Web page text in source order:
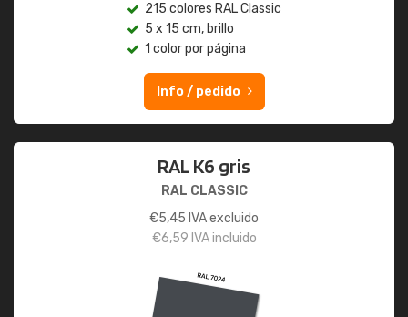
215 colores RAL Classic
5 x 15 cm, brillo
1 color por página
Info / pedido
RAL K6 gris
RAL CLASSIC
€5,45 IVA excluido
€6,59 IVA incluido